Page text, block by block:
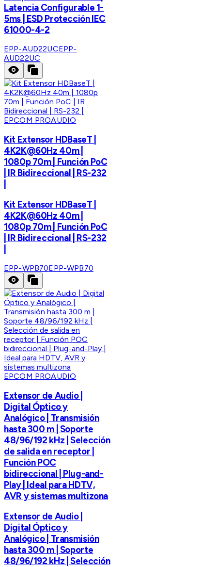
Latencia Configurable 1-
5ms | ESD Protección IEC
61000-4-2
EPP-AUD22UCEPP-
AUD22UC
EPCOM PROAUDIO
Kit Extensor HDBaseT |
4K2K@60Hz 40m |
1080p 70m | Función PoC
| IR Bidireccional | RS-232
Kit Extensor HDBaseT |
4K2K@60Hz 40m |
1080p 70m | Función PoC
| IR Bidireccional | RS-232
EPP-WPB70EPP-WPB70
EPCOM PROAUDIO
Extensor de Audio |
Digital Óptico y
Analógico | Transmisión
hasta 300 m | Soporte
48/96/192 kHz | Selección
de salida en receptor |
Función POC
bidireccional | Plug-and-
Play | Ideal para HDTV,
AVR y sistemas multizona
Extensor de Audio |
Digital Óptico y
Analógico | Transmisión
hasta 300 m | Soporte
48/96/192 kHz | Selección